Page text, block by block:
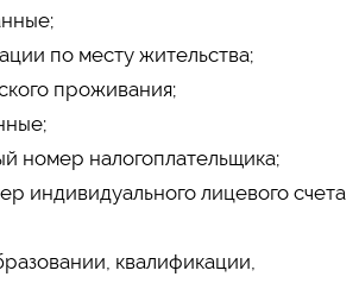
по месту жительства;
проживания;
номер налогоплательщика;
индивидуального лицевого счета
квалификации,